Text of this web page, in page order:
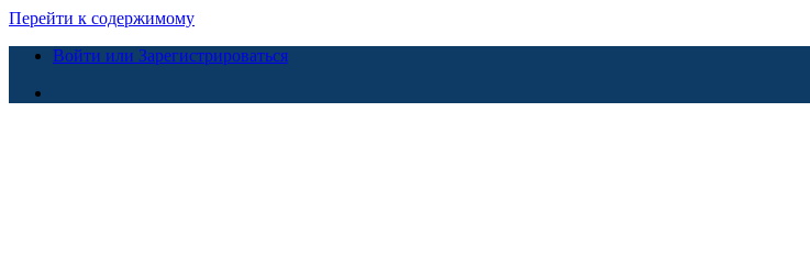
Перейти к содержимому
Войти или Зарегистрироваться